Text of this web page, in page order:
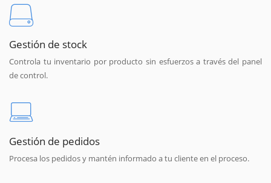
Gestión de stock
Controla tu inventario por producto sin esfuerzos a través del panel
de control.
Gestión de pedidos
Procesa los pedidos y mantén informado a tu cliente en el proceso.